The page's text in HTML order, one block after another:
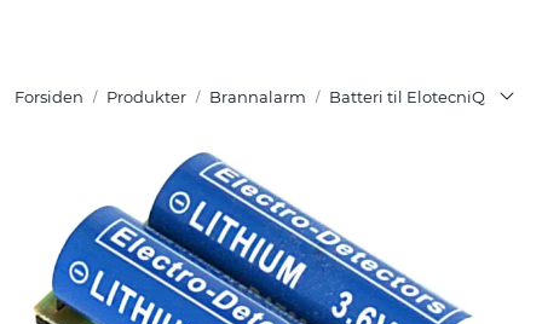
Forsiden Produkter Brannalarm Batteri til ElotecniQ
Tuotteet
Referenssit
YHTEYSTIEDOT